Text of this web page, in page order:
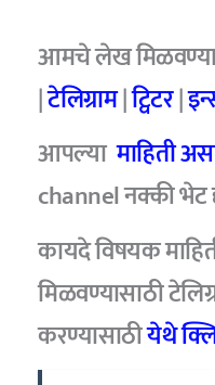
आमचेलेख
|टेलिग्राम|ट्विटर|
आपल्यामाहिती
channel नक्की भेट
कायदे विषयक
मिळवण्यासाठी
करण्यासाठीयेथे